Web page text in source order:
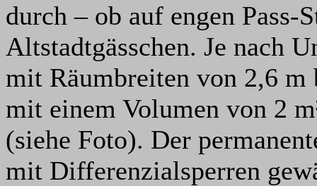
durch – ob auf engen Pass-
Altstadtgässchen. Je nach
mit Räumbreiten von 2,6 m
mit einem Volumen von 2
(siehe Foto). Der
mit Differenzialsperren